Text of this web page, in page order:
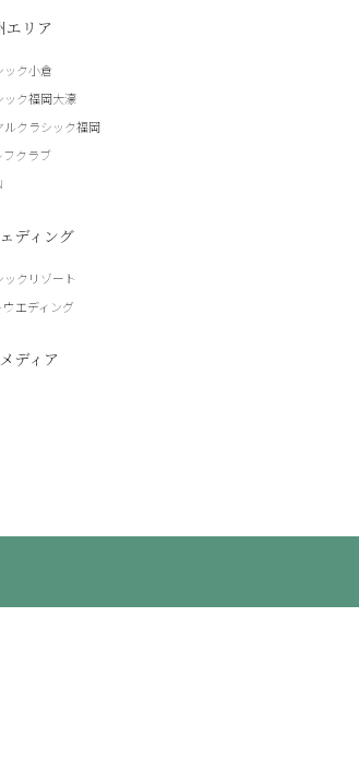
エリア
ック小倉
ック福岡大濠
ルクラシック福岡
フクラブ
ディング
ックリゾート
ウエディング
ディア